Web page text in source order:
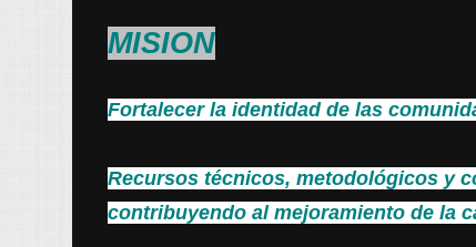
MISION
Fortalecer la identidad de las
Recursos técnicos, metodológicos y
contribuyendo al mejoramiento de la